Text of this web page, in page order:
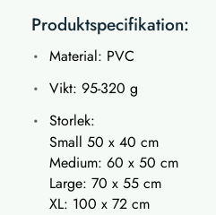
Produktspecifikation:
Material: PVC
Vikt: 95-320 g
Storlek:
Small 50 x 40 cm
Medium: 60 x 50 cm
Large: 70 x 55 cm
XL: 100 x 72 cm